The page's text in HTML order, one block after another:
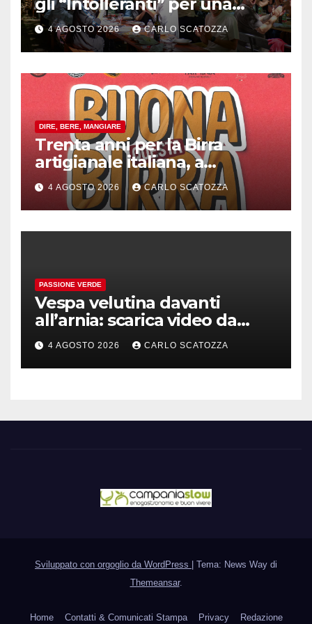
gli “Intolleranti” per una
rivoluzione sostenibile del
cibo
4 AGOSTO 2026 CARLO SCATOZZA
DIRE, BERE, MANGIARE
Trenta anni per la Birra
artigianale italiana, a
Pomigliano d’arco evento
celebrativo con birra speciale
4 AGOSTO 2026 CARLO SCATOZZA
PASSIONE VERDE
Vespa velutina davanti
all’arnia: scarica video da
TikTok prima che il post
sparisca
4 AGOSTO 2026 CARLO SCATOZZA
Sviluppato con orgoglio da WordPress
Tema: News Way di
Themeansar.
Home Contatti & Comunicati Stampa Privacy Redazione